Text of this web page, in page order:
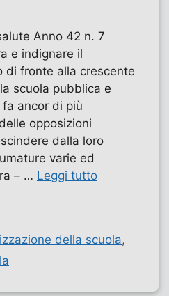
Anno 42 n. 7
e indignare il
di fronte alla crescente
scuola pubblica e
ancor di più
opposizioni
dalla loro
varie ed
– … Leggi tutto
della scuola,